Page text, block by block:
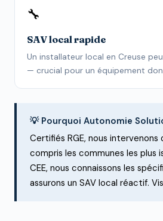
🔧
SAV local rapide
Un installateur local en Creuse
— crucial pour un équipement
💡 Pourquoi Autonomie
Certifiés RGE, nous
compris les communes les plus
CEE, nous connaissons les
assurons un SAV local réactif.